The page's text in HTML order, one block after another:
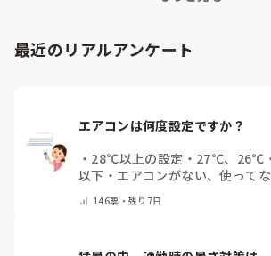
最近のリアルアンケート
エアコンは何度設定ですか？
・ 28℃以上の設定 ・ 27℃、26℃
以下 ・ エアコンがない、使って
146票・残り7日